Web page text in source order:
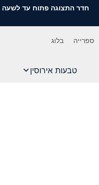
חדר התצוגה פתוח עד לשעה 18:00
ספרייה בלוג
טבעות אירוסין